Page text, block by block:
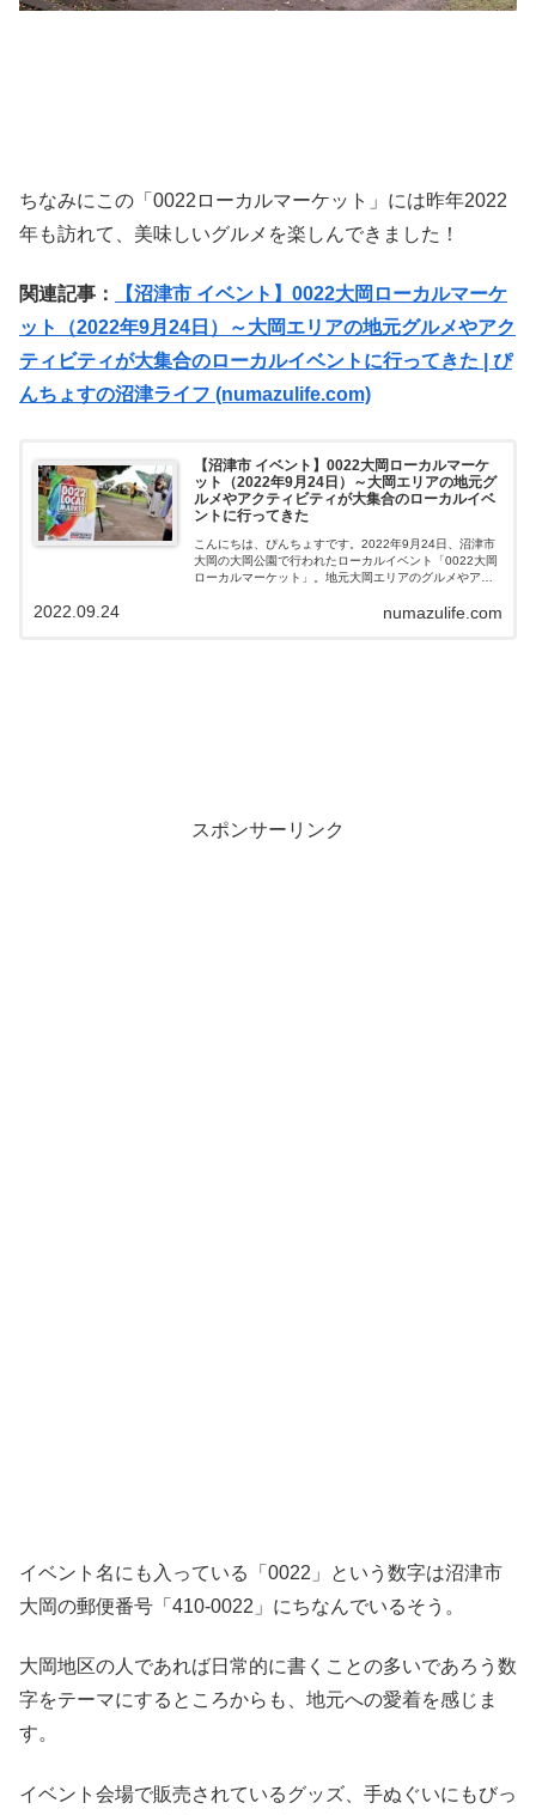
ちなみにこの「0022ローカルマーケット」には昨年2022
年も訪れて、美味しいグルメを楽しんできました！
関連記事：
【沼津市 イベント】0022大岡ローカルマーケ
ット（2022年9月24日）～大岡エリアの地元グルメやアク
ティビティが大集合のローカルイベントに行ってきた | ぴ
んちょすの沼津ライフ (numazulife.com)
【沼津市 イベント】0022大岡ローカルマーケ
ット（2022年9月24日）～大岡エリアの地元グ
ルメやアクティビティが大集合のローカルイベ
ントに行ってきた
こんにちは、ぴんちょすです。2022年9月24日、沼津市
大岡の大岡公園で行われたローカルイベント「0022大岡
ローカルマーケット」。地元大岡エリアのグルメやアク
numazulife.com
2022.09.24
スポンサーリンク
イベント名にも入っている「0022」という数字は沼津市
大岡の郵便番号「410-0022」にちなんでいるそう。
大岡地区の人であれば日常的に書くことの多いであろう数
字をテーマにするところからも、地元への愛着を感じま
す。
イベント会場で販売されているグッズ、手ぬぐいにもびっ